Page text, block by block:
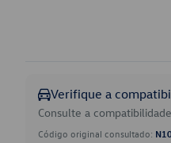
Verifique a
Consulte a
Código original consultado: